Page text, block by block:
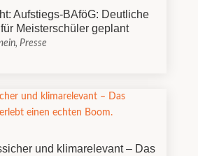
Aufstiegs-BAföG: Deutliche
Meisterschüler geplant
, Presse
und klimarelevant – Das